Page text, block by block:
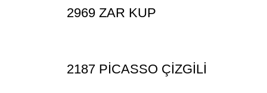
2969 ZAR KUP
2187 PİCASSO ÇİZGİLİ